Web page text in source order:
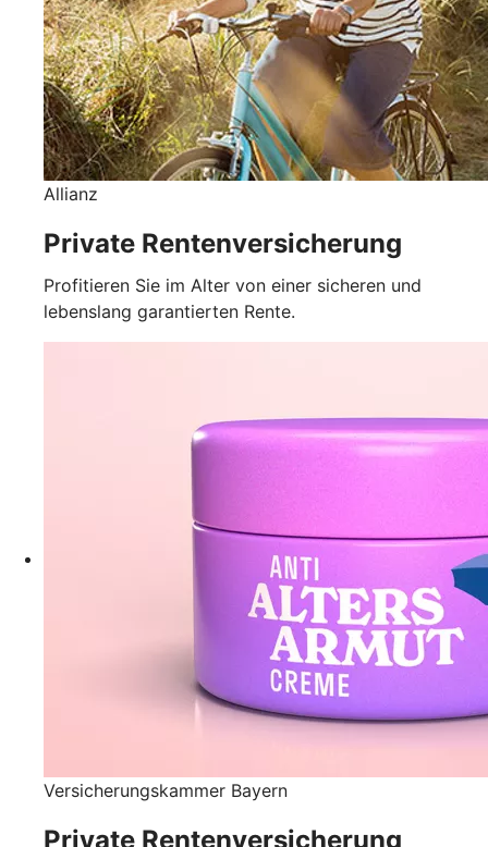
Allianz
Private Rentenversicherung
Profitieren Sie im Alter von einer sicheren und
lebenslang garantierten Rente.
Versicherungskammer Bayern
Private Rentenversicherung